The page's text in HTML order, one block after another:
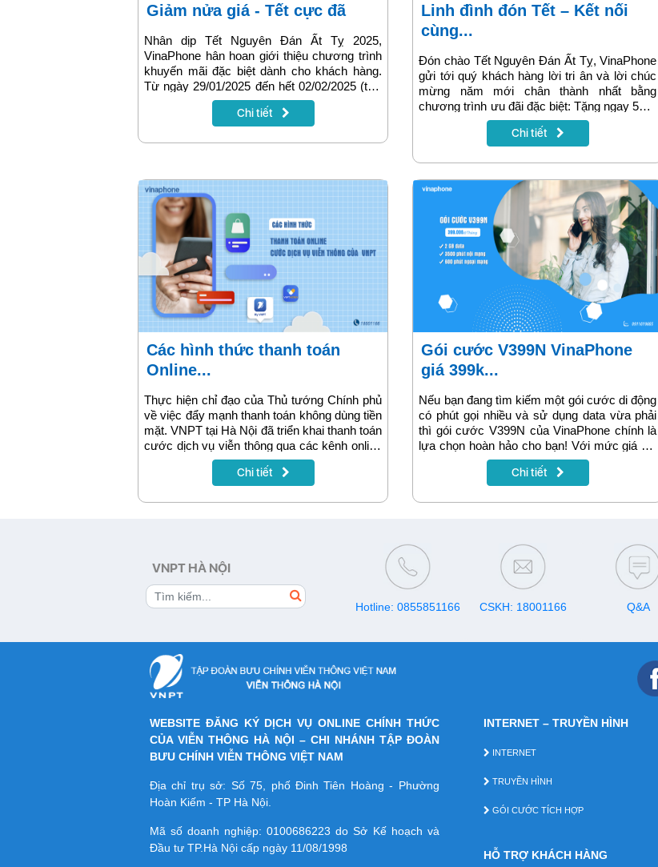
Giảm nửa giá - Tết cực đã
Nhân dịp Tết Nguyên Đán Ất Tỵ 2025,
VinaPhone hân hoan giới thiệu chương trình
khuyến mãi đặc biệt dành cho khách hàng.
Từ ngày 29/01/2025 đến hết 02/02/2025 (tức
từ mùng 1 đến mùng 5 Tết), gói cước
SPOTV10 sẽ được giảm giá 50%, chỉ còn
khách hàng trải nghiệm dịch vụ chất lượng
Chi tiết
Linh đình đón Tết – Kết nối
cùng...
Đón chào Tết Nguyên Đán Ất Tỵ, VinaPhone
gửi tới quý khách hàng lời tri ân và lời chúc
mừng năm mới chân thành nhất bằng
chương trình ưu đãi đặc biệt: Tặng ngay 5GB
Data 5G hoàn toàn miễn phí. Đây là cơ hội
để khách hàng trải nghiệm công nghệ 5G tiên
hưởng trọn vẹn mùa Tết vui vẻ và đầm ấm.
Chi tiết
Các hình thức thanh toán
Online...
Thực hiện chỉ đạo của Thủ tướng Chính phủ
về việc đẩy mạnh thanh toán không dùng tiền
mặt. VNPT tại Hà Nội đã triển khai thanh toán
cước dịch vụ viễn thông qua các kênh online
như ứng dụng MyVNPT, ví điện tử hoặc ngân
hàng. Hình thức thanh toán online giúp khách
toán cước dịch vụ, bài viết dưới đây sẽ
Chi tiết
Gói cước V399N VinaPhone
giá 399k...
Nếu bạn đang tìm kiếm một gói cước di động
có phút gọi nhiều và sử dụng data vừa phải
thì gói cước V399N của VinaPhone chính là
lựa chọn hoàn hảo cho bạn! Với mức giá chỉ
399.000đ/tháng, bạn sẽ có ngay 2 GB data
và 4800 phút gọi giúp tối ưu hóa chi phí và
thông tin chi tiết về gói cước trong bài viết
Chi tiết
VNPT HÀ NỘI
Hotline: 0855851166 CSKH: 18001166 Q&A
WEBSITE ĐĂNG KÝ DỊCH VỤ ONLINE CHÍNH THỨC
CỦA VIỄN THÔNG HÀ NỘI – CHI NHÁNH TẬP ĐOÀN
BƯU CHÍNH VIỄN THÔNG VIỆT NAM
Địa chỉ trụ sở: Số 75, phố Đinh Tiên Hoàng - Phường
Hoàn Kiếm - TP Hà Nội.
Mã số doanh nghiệp:0100686223 do Sở Kế hoạch và
Đầu tư TP.Hà Nội cấp ngày 11/08/1998
INTERNET – TRUYỀN HÌNH
INTERNET
TRUYỀN HÌNH
GÓI CƯỚC TÍCH HỢP
HỖ TRỢ KHÁCH HÀNG